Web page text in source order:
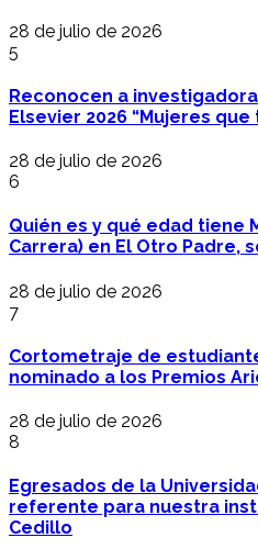
28 de julio de 2026
5
Reconocen a
Elsevier 2026 “Mujeres
28 de julio de 2026
6
Quién es y qué edad tiene
Carrera) en El Otro Padre,
28 de julio de 2026
7
Cortometraje de
nominado a los Premios
28 de julio de 2026
8
Egresados de la
referente para nuestra
Cedillo